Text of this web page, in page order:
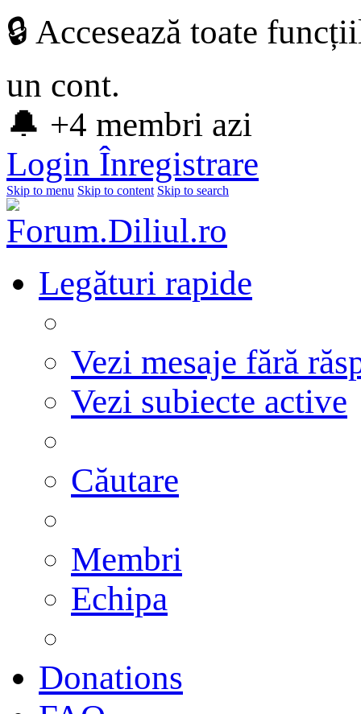
🔒 Accesează toate
un cont.
🔔 +4 membri azi
Login Înregistrare
Skip to menu Skip to content Skip to search
Legături rapide
Vezi mesaje fără
Vezi subiecte active
Căutare
Membri
Echipa
Donations